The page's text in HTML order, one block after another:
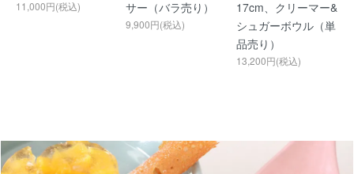
11,000円(税込)
サー（バラ売り）
9,900円(税込)
17cm、クリーマー&
シュガーボウル（単
品売り）
13,200円(税込)